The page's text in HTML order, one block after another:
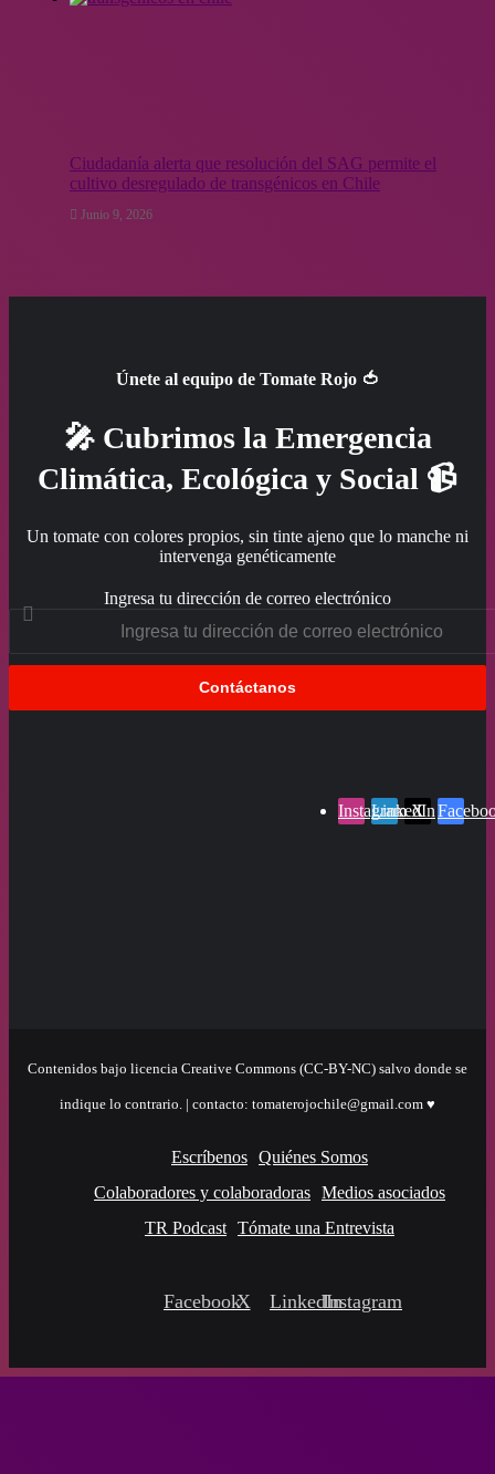
Ciudadanía alerta que resolución del SAG permite el
cultivo desregulado de transgénicos en Chile
Junio 9, 2026
Únete al equipo de Tomate Rojo 🍅
🎤 Cubrimos la Emergencia
Climática, Ecológica y Social 📹
Un tomate con colores propios, sin tinte ajeno que lo manche ni
intervenga genéticamente
Ingresa tu dirección de correo electrónico
X
LinkedIn
Instagram
Contenidos bajo licencia Creative Commons (CC-BY-NC) salvo donde se
indique lo contrario. | contacto: tomaterojochile@gmail.com ♥
Escríbenos Quiénes Somos
Colaboradores y colaboradoras Medios asociados
TR Podcast Tómate una Entrevista
FacebookX LinkedInInstagram